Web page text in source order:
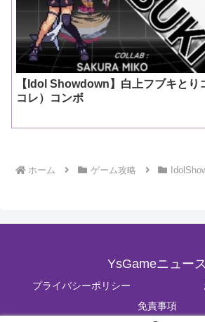
【Idol Showdown】白上フブキとり
コレ）コンボ
ホーム ゲーム攻略
YsGameニュース
プライバシーポリシー
免責事項